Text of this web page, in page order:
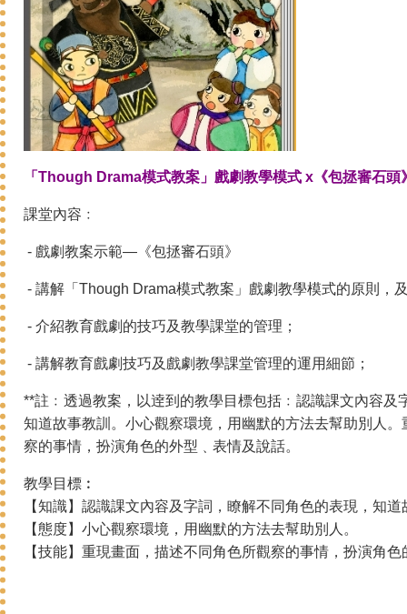
「Though Drama模式教案」戲劇教學模式 x《包拯審石頭
課堂內容﹕
- 戲劇教案示範—《包拯審石頭》
- 講解「Though Drama模式教案」戲劇教學模式的原則，
- 介紹教育戲劇的技巧及教學課堂的管理；
- 講解教育戲劇技巧及戲劇教學課堂管理的運用細節；
**註﹕透過教案，以逹到的教學目標包括﹕認識課文內容及
知道故事教訓。小心觀察環境，用幽默的方法去幫助別人
察的事情，扮演角色的外型﹑表情及說話。
教學目標︰
【知識】認識課文內容及字詞，瞭解不同角色的表現，知道
【態度】小心觀察環境，用幽默的方法去幫助別人。
【技能】重現畫面，描述不同角色所觀察的事情，扮演角